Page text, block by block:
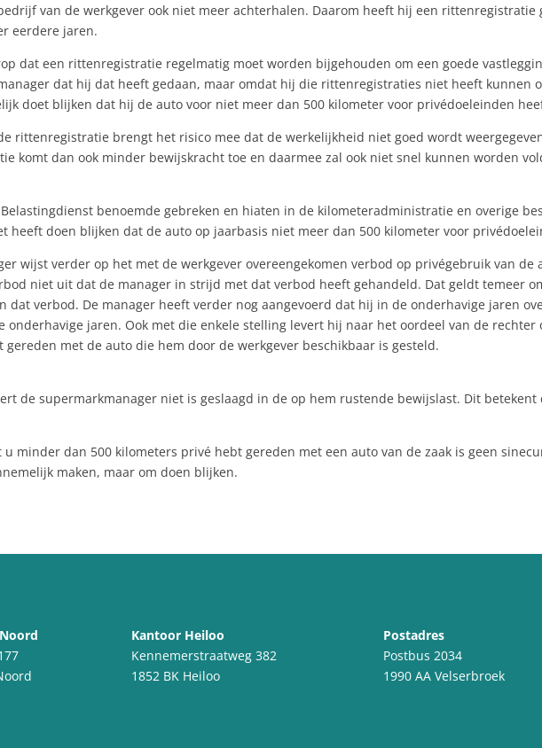
van de werkgever ook niet meer achterhalen. Daarom heeft hij een
eerdere jaren.
dat een rittenregistratie regelmatig moet worden bijgehouden om een goede
dat hij dat heeft gedaan, maar omdat hij die rittenregistraties niet heeft kunnen
doet blijken dat hij de auto voor niet meer dan 500 kilometer voor privédoeleinden
rittenregistratie brengt het risico mee dat de werkelijkheid niet goed wordt
komt dan ook minder bewijskracht toe en daarmee zal ook niet snel kunnen worden
benoemde gebreken en hiaten in de kilometeradministratie en overige
heeft doen blijken dat de auto op jaarbasis niet meer dan 500 kilometer voor
wijst verder op het met de werkgever overeengekomen verbod op privégebruik van
niet uit dat de manager in strijd met dat verbod heeft gehandeld. Dat geldt temeer
dat verbod. De manager heeft verder nog aangevoerd dat hij in de onderhavige jaren
onderhavige jaren. Ook met die enkele stelling levert hij naar het oordeel van de
met de auto die hem door de werkgever beschikbaar is gesteld.
de supermarkmanager niet is geslaagd in de op hem rustende bewijslast. Dit
u minder dan 500 kilometers privé hebt gereden met een auto van de zaak is geen
maken, maar om doen blijken.
Kantoor Heiloo
Kennemerstraatweg 382
1852 BK Heiloo
Postadres
Postbus 2034
1990 AA Velserbroek